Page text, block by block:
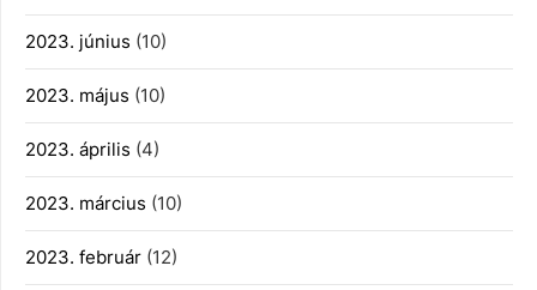
2023. június (10)
2023. május (10)
2023. április (4)
2023. március (10)
2023. február (12)